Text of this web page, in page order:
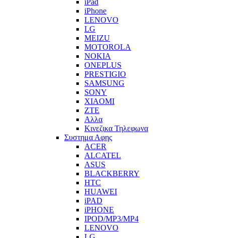
iPad
iPhone
LENOVO
LG
MEIZU
MOTOROLA
NOKIA
ONEPLUS
PRESTIGIO
SAMSUNG
SONY
XIAOMI
ZTE
Αλλα
Κινεζικα Τηλεφωνα
Συστημα Αφης
ACER
ALCATEL
ASUS
BLACKBERRY
HTC
HUAWEI
iPAD
iPHONE
IPOD/MP3/MP4
LENOVO